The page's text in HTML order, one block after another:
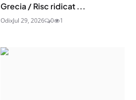
Grecia / Risc ridicat ...
OdixJul 29, 2026 0 1